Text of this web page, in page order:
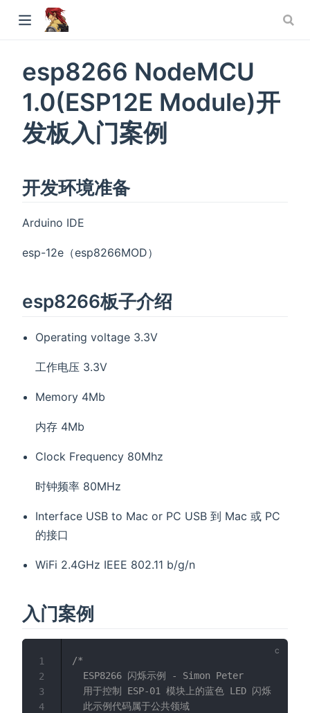
esp8266 NodeMCU
1.0(ESP12E Module)开
发板入门案例
开发环境准备
Arduino IDE
esp-12e（esp8266MOD）
esp8266板子介绍
Operating voltage 3.3V
工作电压 3.3V
Memory 4Mb
内存 4Mb
Clock Frequency 80Mhz
时钟频率 80MHz
Interface USB to Mac or PC USB 到 Mac 或 PC
的接口
WiFi 2.4GHz IEEE 802.11 b/g/n
入门案例
/*
  ESP8266 闪烁示例 - Simon Peter
  用于控制 ESP-01 模块上的蓝色 LED 闪烁
  此示例代码属于公共领域
1
2
3
4